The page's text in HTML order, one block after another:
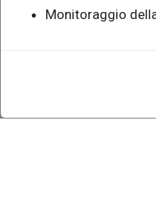
Monitoraggio